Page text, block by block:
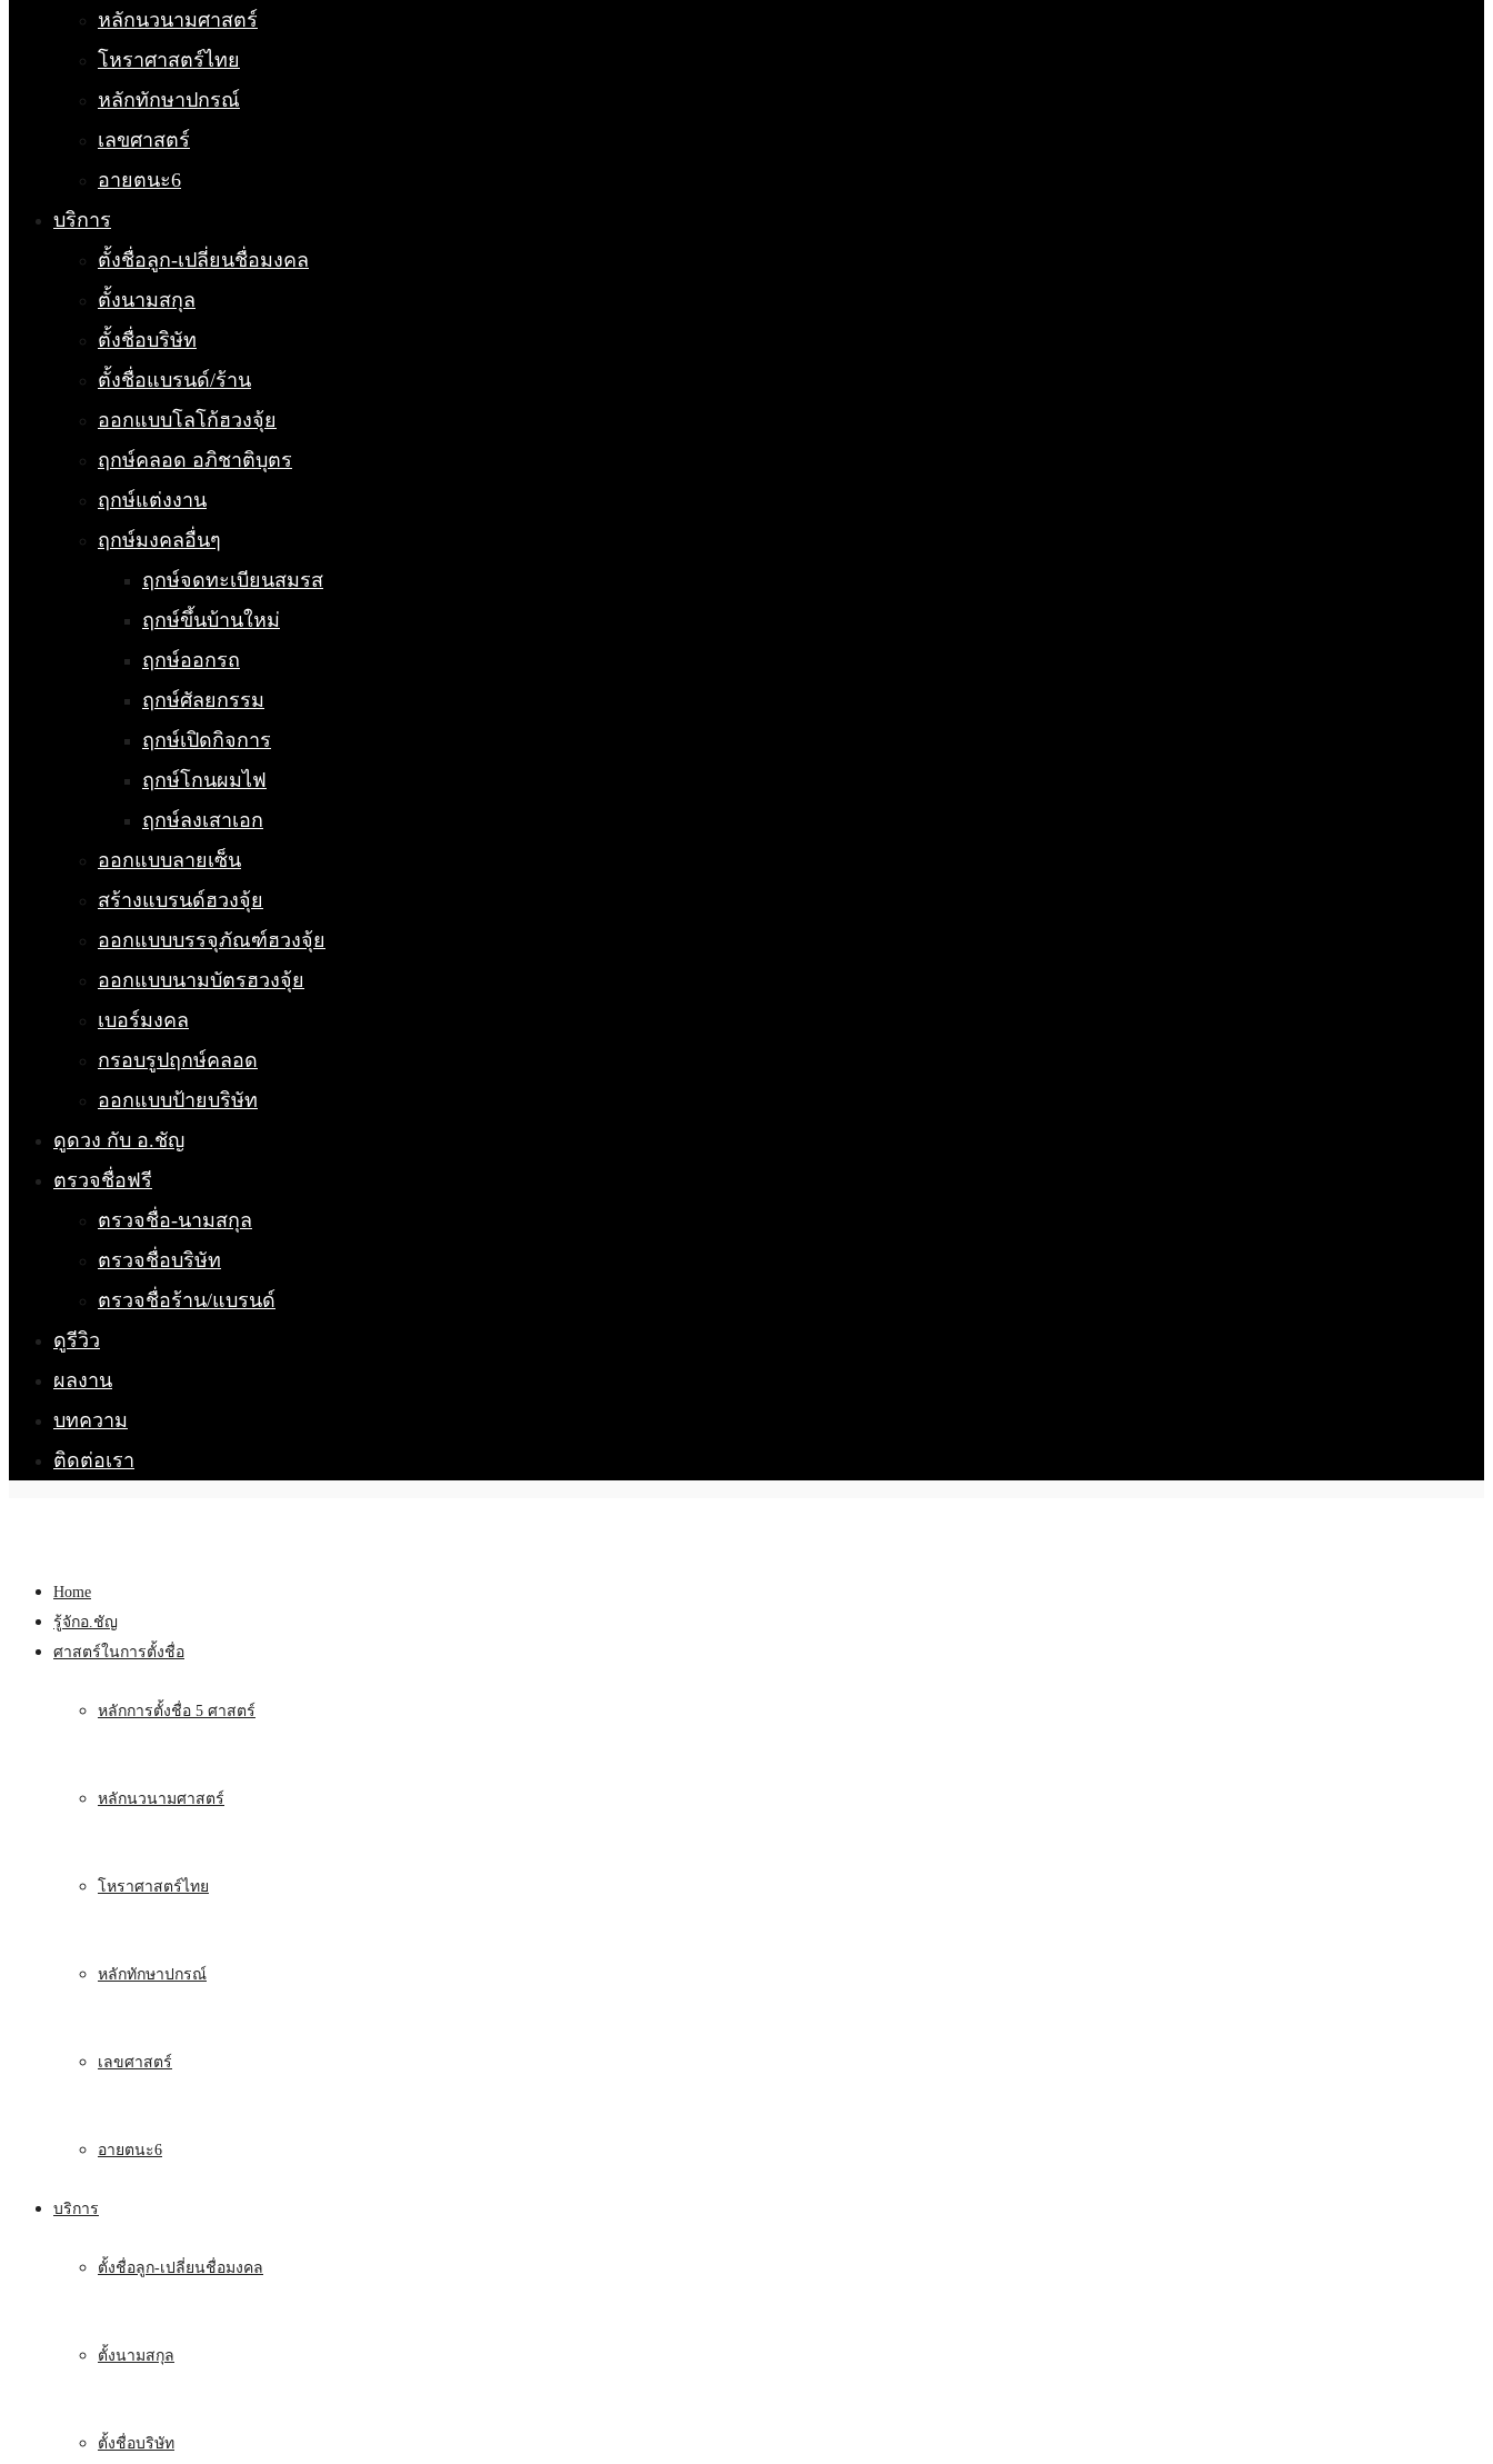
หลักนวนามศาสตร์
โหราศาสตร์ไทย
หลักทักษาปกรณ์
เลขศาสตร์
อายตนะ6
บริการ
ตั้งชื่อลูก-เปลี่ยนชื่อมงคล
ตั้งนามสกุล
ตั้งชื่อบริษัท
ตั้งชื่อแบรนด์/ร้าน
ออกแบบโลโก้ฮวงจุ้ย
ฤกษ์คลอด อภิชาติบุตร
ฤกษ์แต่งงาน
ฤกษ์มงคลอื่นๆ
ฤกษ์จดทะเบียนสมรส
ฤกษ์ขึ้นบ้านใหม่
ฤกษ์ออกรถ
ฤกษ์ศัลยกรรม
ฤกษ์เปิดกิจการ
ฤกษ์โกนผมไฟ
ฤกษ์ลงเสาเอก
ออกแบบลายเซ็น
สร้างแบรนด์ฮวงจุ้ย
ออกแบบบรรจุภัณฑ์ฮวงจุ้ย
ออกแบบนามบัตรฮวงจุ้ย
เบอร์มงคล
กรอบรูปฤกษ์คลอด
ออกแบบป้ายบริษัท
ดูดวง กับ อ.ชัญ
ตรวจชื่อฟรี
ตรวจชื่อ-นามสกุล
ตรวจชื่อบริษัท
ตรวจชื่อร้าน/แบรนด์
ดูรีวิว
ผลงาน
บทความ
ติดต่อเรา
Home
รู้จักอ.ชัญ
ศาสตร์ในการตั้งชื่อ
หลักการตั้งชื่อ 5 ศาสตร์
หลักนวนามศาสตร์
โหราศาสตร์ไทย
หลักทักษาปกรณ์
เลขศาสตร์
อายตนะ6
บริการ
ตั้งชื่อลูก-เปลี่ยนชื่อมงคล
ตั้งนามสกุล
ตั้งชื่อบริษัท